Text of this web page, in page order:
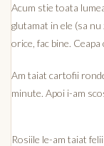
Acum stie toata
glutamat in ele (sa nu
orice, fac bine.
Am taiat cartofii
minute. Apoi i-am
Rosiile le-am taiat